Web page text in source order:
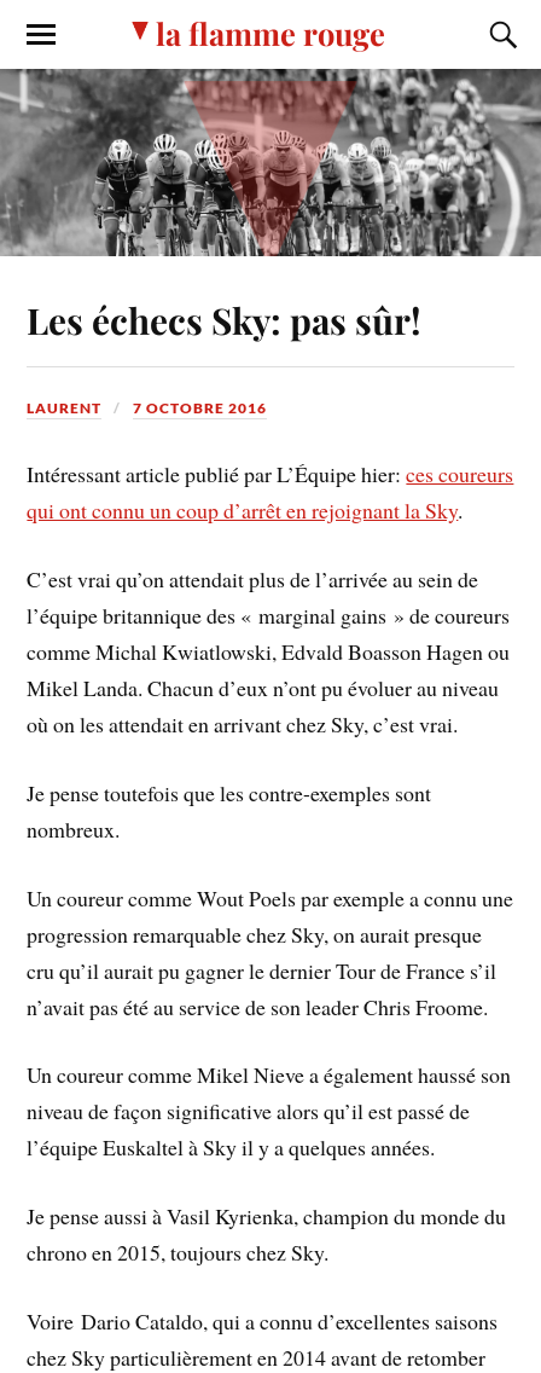
la flamme rouge
Les échecs Sky: pas sûr!
LAURENT 7 OCTOBRE 2016
Intéressant article publié par L’Équipe hier:ces coureurs
qui ont connu un coup d’arrêt en rejoignant la Sky.
C’est vrai qu’on attendait plus de l’arrivée au sein de
l’équipe britannique des « marginal gains » de coureurs
comme Michal Kwiatlowski, Edvald Boasson Hagen ou
Mikel Landa. Chacun d’eux n’ont pu évoluer au niveau
où on les attendait en arrivant chez Sky, c’est vrai.
Je pense toutefois que les contre-exemples sont
nombreux.
Un coureur comme Wout Poels par exemple a connu une
progression remarquable chez Sky, on aurait presque
cru qu’il aurait pu gagner le dernier Tour de France s’il
n’avait pas été au service de son leader Chris Froome.
Un coureur comme Mikel Nieve a également haussé son
niveau de façon significative alors qu’il est passé de
l’équipe Euskaltel à Sky il y a quelques années.
Je pense aussi à Vasil Kyrienka, champion du monde du
chrono en 2015, toujours chez Sky.
Voire Dario Cataldo, qui a connu d’excellentes saisons
chez Sky particulièrement en 2014 avant de retomber